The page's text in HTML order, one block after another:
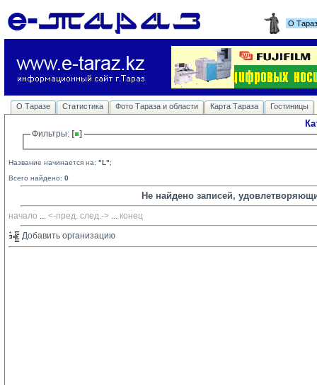
О
О Таразе Статистика Фото Тараза и области Карта Тараза Гостиницы
Фильтры:
Название начинается на: "L";
Всего найдено: 0
Не найдено записей,
начало ... <-пред. след.-> ... конец
Добавить организацию